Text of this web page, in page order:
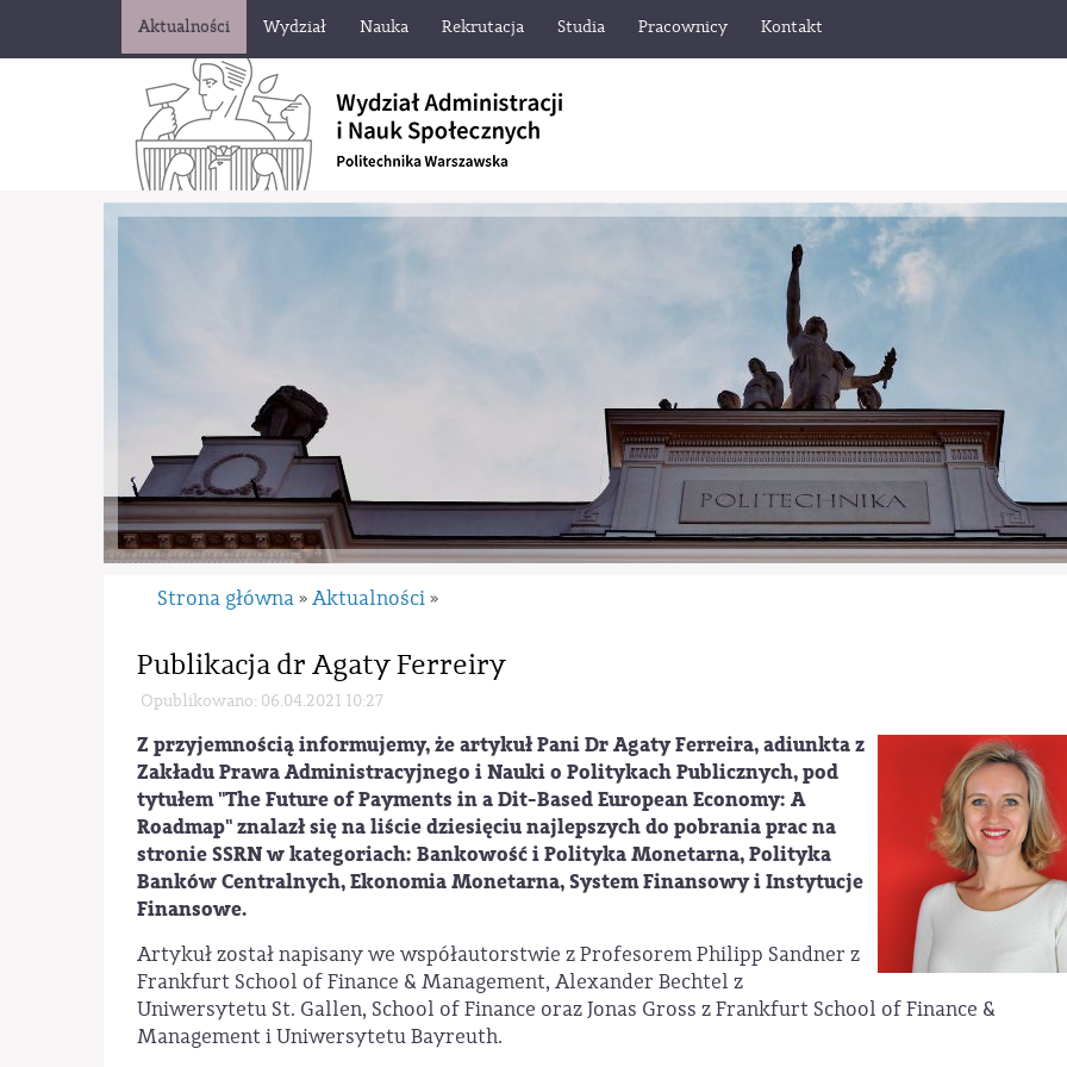
Aktualności Wydział Nauka Rekrutacja Studia Pracownicy Kontakt
Strona główna » Aktualności »
Publikacja dr Agaty Ferreiry
Opublikowano: 06.04.2021 10:27
Z przyjemnością informujemy, że artykuł Pani Dr Agaty Ferreira, adiunkta z
Zakładu Prawa Administracyjnego i Nauki o Politykach Publicznych, pod
tytułem "The Future of Payments in a Dit-Based European Economy: A
Roadmap" znalazł się na liście dziesięciu najlepszych do pobrania prac na
stronie SSRN w kategoriach: Bankowość i Polityka Monetarna, Polityka
Banków Centralnych, Ekonomia Monetarna, System Finansowy i Instytucje
Finansowe.
Artykuł został napisany we współautorstwie z Profesorem Philipp Sandner z
Frankfurt School of Finance & Management, Alexander Bechtel z
Uniwersytetu St. Gallen, School of Finance oraz Jonas Gross z Frankfurt School of Finance &
Management i Uniwersytetu Bayreuth.